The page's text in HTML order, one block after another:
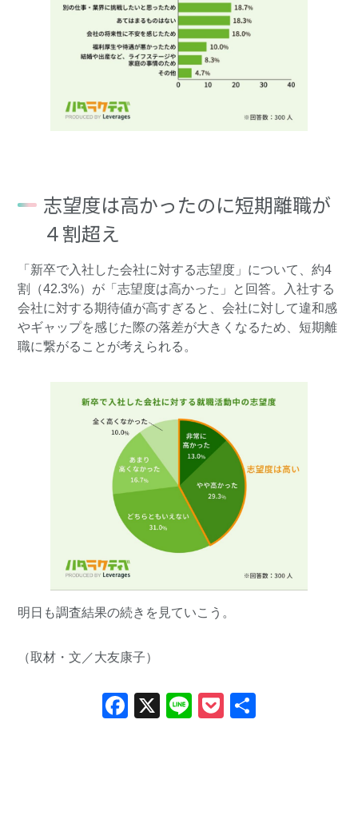
志望度は高かったのに短期離職が
４割超え
「新卒で入社した会社に対する志望度」について、約4
割（42.3%）が「志望度は高かった」と回答。入社する
会社に対する期待値が高すぎると、会社に対して違和感
やギャップを感じた際の落差が大きくなるため、短期離
職に繋がることが考えられる。
明日 も調査結果の続きを見ていこう。
（取材・文／大友康子）
Facebook
X LinePocket